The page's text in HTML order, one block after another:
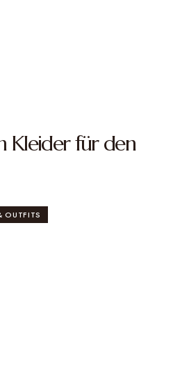
Kleider für den
OUTFITS